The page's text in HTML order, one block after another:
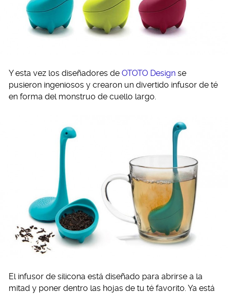
Y esta vez los diseñadores de OTOTO Design se
pusieron ingeniosos y crearon un divertido infusor de té
en forma del monstruo de cuello largo.
El infusor de silicona está diseñado para abrirse a la
mitad y poner dentro las hojas de tu té favorito. Ya está